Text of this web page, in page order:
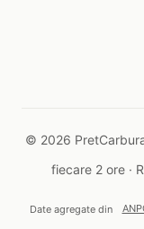
© 2026
fiecare 2 ore ·
Date agregate din